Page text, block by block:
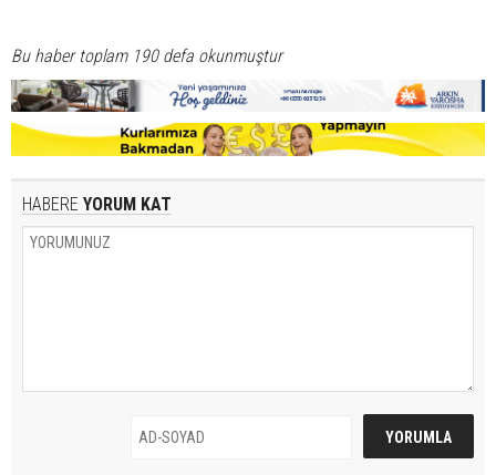
Bu haber toplam 190 defa okunmuştur
HABERE YORUM KAT